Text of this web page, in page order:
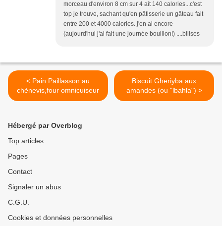
morceau d'environ 8 cm sur 4 ait 140 calories...c'est
top je trouve, sachant qu'en pâtisserie un gâteau fait
entre 200 et 4000 calories. j'en ai encore
(aujourd'hui j'ai fait une journée bouillon!) ....biiises
< Pain Paillasson au
chènevis,four omnicuiseur
Biscuit Gheriyba aux
amandes (ou "lbahla") >
Hébergé par Overblog
Top articles
Pages
Contact
Signaler un abus
C.G.U.
Cookies et données personnelles